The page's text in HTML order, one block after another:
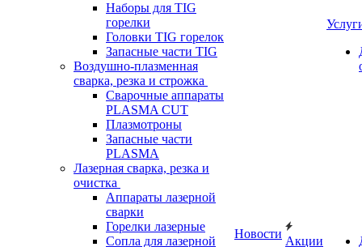
Наборы для TIG
горелки
Головки TIG горелок
Запасные части TIG
Воздушно-плазменная
сварка, резка и строжка
Сварочные аппараты
PLASMA CUT
Плазмотроны
Запасные части
PLASMA
Лазерная сварка, резка и
очистка
Аппараты лазерной
сварки
Горелки лазерные
Сопла для лазерной
Новости
Акции